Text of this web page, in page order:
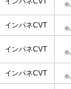
インパネCVT
インパネCVT
インパネCVT